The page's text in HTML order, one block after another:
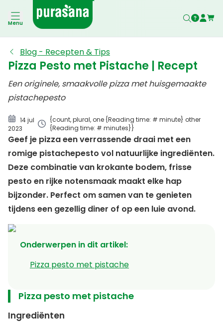
Menu
Blog - Recepten & Tips
Pizza Pesto met Pistache | Recept
Een originele, smaakvolle pizza met huisgemaakte
pistachepesto
14 jul
2023
{count, plural, one {Reading time: # minute} other
{Reading time: # minutes}}
Geef je pizza een verrassende draai met een
romige pistachepesto vol natuurlijke ingrediënten.
Deze combinatie van krokante bodem, frisse
pesto en rijke notensmaak maakt elke hap
bijzonder. Perfect om samen van te genieten
tijdens een gezellig diner of op een luie avond.
Onderwerpen in dit artikel:
Pizza pesto met pistache
Pizza pesto met pistache
Pizza pesto met pistache
Ingrediënten